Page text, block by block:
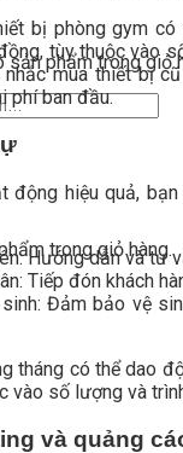
sản phẩm trong giỏ
trong giỏ hàng.
bị phòng gym
tùy thuộc vào
mua thiết bị
phí ban đầu.
động hiệu quả, bạn
Hướng dẫn và tư
Tiếp đón khách
sinh: Đảm bảo vệ
tháng có thể dao
vào số lượng và
và quảng